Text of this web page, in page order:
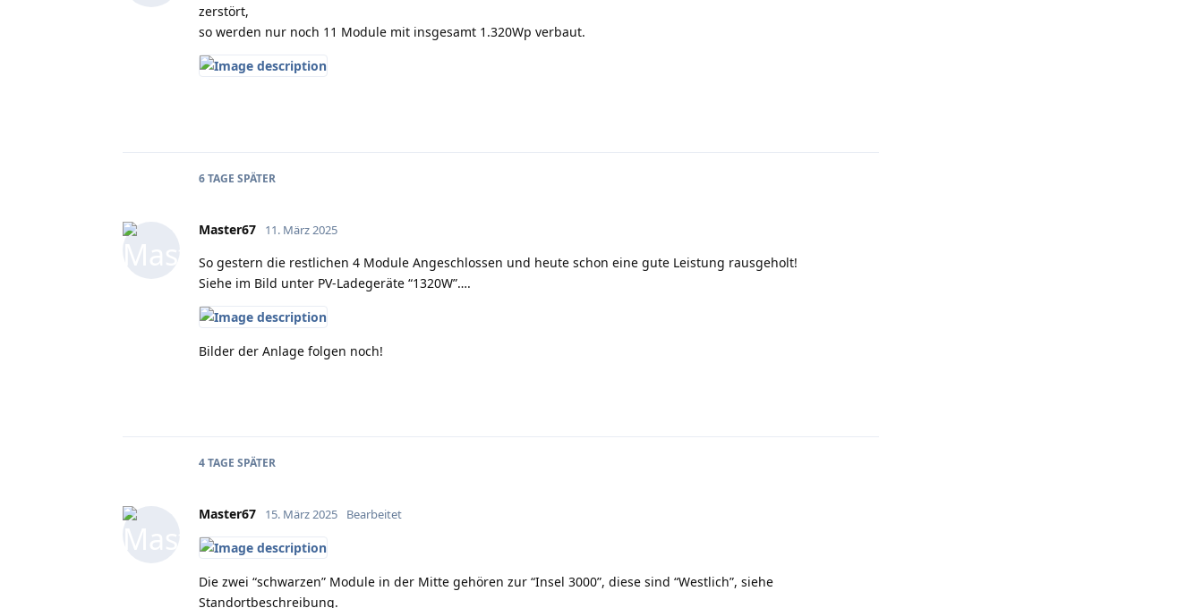
zerstört,
so werden nur noch 11 Module mit insgesamt 1.320Wp verbaut.
6 TAGE SPÄTER
Master67 11. März 2025
So gestern die restlichen 4 Module Angeschlossen und heute schon eine gute Leistung rausgeholt!
Siehe im Bild unter PV-Ladegeräte “1320W”….
Bilder der Anlage folgen noch!
4 TAGE SPÄTER
Master67 15. März 2025 Bearbeitet
Die zwei “schwarzen” Module in der Mitte gehören zur “Insel 3000”, diese sind “Westlich”, siehe
Standortbeschreibung.